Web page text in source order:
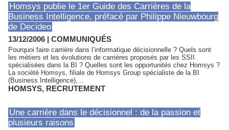
Homsys publie le 1er Guide des Carrières de la
Business Intelligence, préfacé par Philippe Nieuwbourg
de Decideo
13/12/2006 | COMMUNIQUÉS
Pourquoi faire carrière dans l’informatique décisionnelle ? Quels sont
les métiers et les évolutions de carrières proposés par les SSII
spécialisées dans la BI ? Quelles sont les opportunités chez Homsys ?
La société Homsys, filiale de Homsys Group spécialiste de la BI
(Business Intelligence),...
HOMSYS, RECRUTEMENT
Une carrière dans le décisionnel : de la passion et
plusieurs raisons